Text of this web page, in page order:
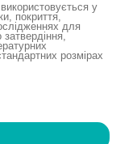
у
покриття,
для
затвердіння,
розмірах